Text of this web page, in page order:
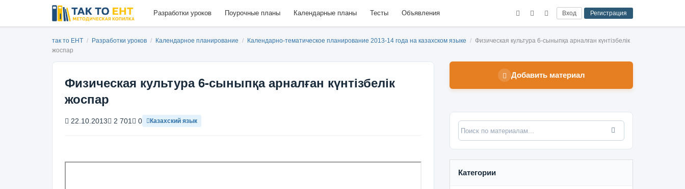
Разработки уроков Поурочные планы Календарные планы Тесты Объявления Вход Регистрация
так то ЕНТ / Разработки уроков / Календарное планирование / Календарно-тематическое планирование 2013-14 года на казахском языке / Физическая культура 6-сыныпқа арналған күнтізбелік
жоспар
Физическая культура 6-сыныпқа арналған күнтізбелік
жоспар
22.10.2013 2 701 0 Казахский язык
Добавить материал
Категории